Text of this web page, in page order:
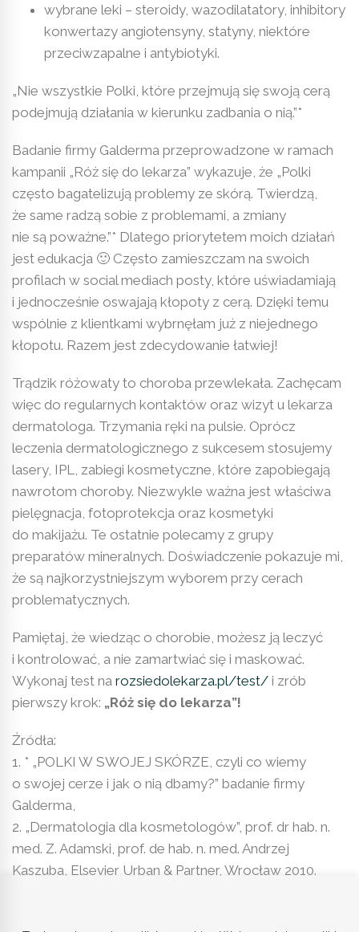
wybrane leki – steroidy, wazodilatatory, inhibitory
konwertazy angiotensyny, statyny, niektóre
przeciwzapalne i antybiotyki.
„Nie wszystkie Polki, które przejmują się swoją cerą
podejmują działania w kierunku zadbania o nią.”*
Badanie firmy Galderma przeprowadzone w ramach
kampanii „Róż się do lekarza” wykazuje, że „Polki
często bagatelizują problemy ze skórą. Twierdzą,
że same radzą sobie z problemami, a zmiany
nie są poważne.”* Dlatego priorytetem moich działań
jest edukacja 🙂 Często zamieszczam na swoich
profilach w social mediach posty, które uświadamiają
i jednocześnie oswajają kłopoty z cerą. Dzięki temu
wspólnie z klientkami wybrnęłam już z niejednego
kłopotu. Razem jest zdecydowanie łatwiej!
Trądzik różowaty to choroba przewlekała. Zachęcam
więc do regularnych kontaktów oraz wizyt u lekarza
dermatologa. Trzymania ręki na pulsie. Oprócz
leczenia dermatologicznego z sukcesem stosujemy
lasery, IPL, zabiegi kosmetyczne, które zapobiegają
nawrotom choroby. Niezwykle ważna jest właściwa
pielęgnacja, fotoprotekcja oraz kosmetyki
do makijażu. Te ostatnie polecamy z grupy
preparatów mineralnych. Doświadczenie pokazuje mi,
że są najkorzystniejszym wyborem przy cerach
problematycznych.
Pamiętaj, że wiedząc o chorobie, możesz ją leczyć
i kontrolować, a nie zamartwiać się i maskować.
Wykonaj test na rozsiedolekarza.pl/test/ i zrób
pierwszy krok: „Róż się do lekarza”!
Źródła:
1. * „POLKI W SWOJEJ SKÓRZE, czyli co wiemy
o swojej cerze i jak o nią dbamy?” badanie firmy
Galderma,
2. „Dermatologia dla kosmetologów”, prof. dr hab. n.
med. Z. Adamski, prof. de hab. n. med. Andrzej
Kaszuba, Elsevier Urban & Partner, Wrocław 2010.